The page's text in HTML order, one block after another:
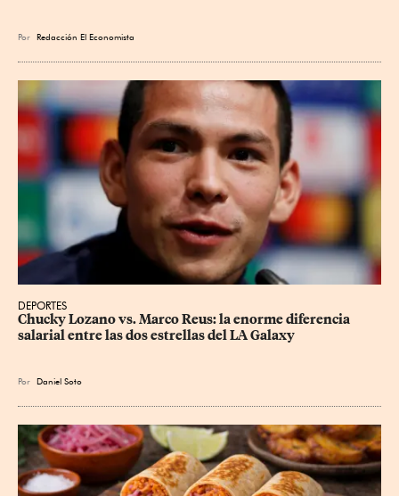
Por Redacción El Economista
DEPORTES
Chucky Lozano vs. Marco Reus: la enorme diferencia
salarial entre las dos estrellas del LA Galaxy
Por Daniel Soto